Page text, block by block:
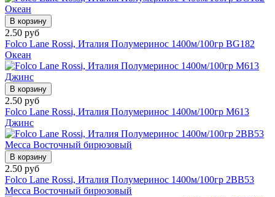
В корзину
2.50 руб
Folco Lane Rossi, Италия Полумеринос 1400м/100гр BG182
Океан
В корзину
2.50 руб
Folco Lane Rossi, Италия Полумеринос 1400м/100гр M613
Джинс
В корзину
2.50 руб
Folco Lane Rossi, Италия Полумеринос 1400м/100гр 2BB53
Mecca Восточный бирюзовый